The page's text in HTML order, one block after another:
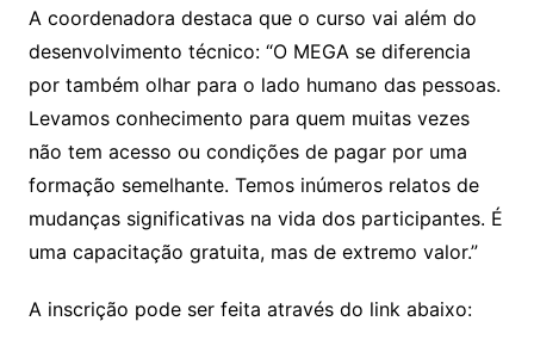
A coordenadora destaca que o curso vai além do
desenvolvimento técnico: “O MEGA se diferencia
por também olhar para o lado humano das pessoas.
Levamos conhecimento para quem muitas vezes
não tem acesso ou condições de pagar por uma
formação semelhante. Temos inúmeros relatos de
mudanças significativas na vida dos participantes. É
uma capacitação gratuita, mas de extremo valor.”
A inscrição pode ser feita através do link abaixo: